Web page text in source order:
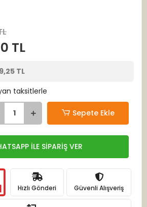
TL
TL
taksitlerle
Sepete Ekle
İLE SİPARİŞ VER
Hızlı Gönderi Güvenli Alışveriş